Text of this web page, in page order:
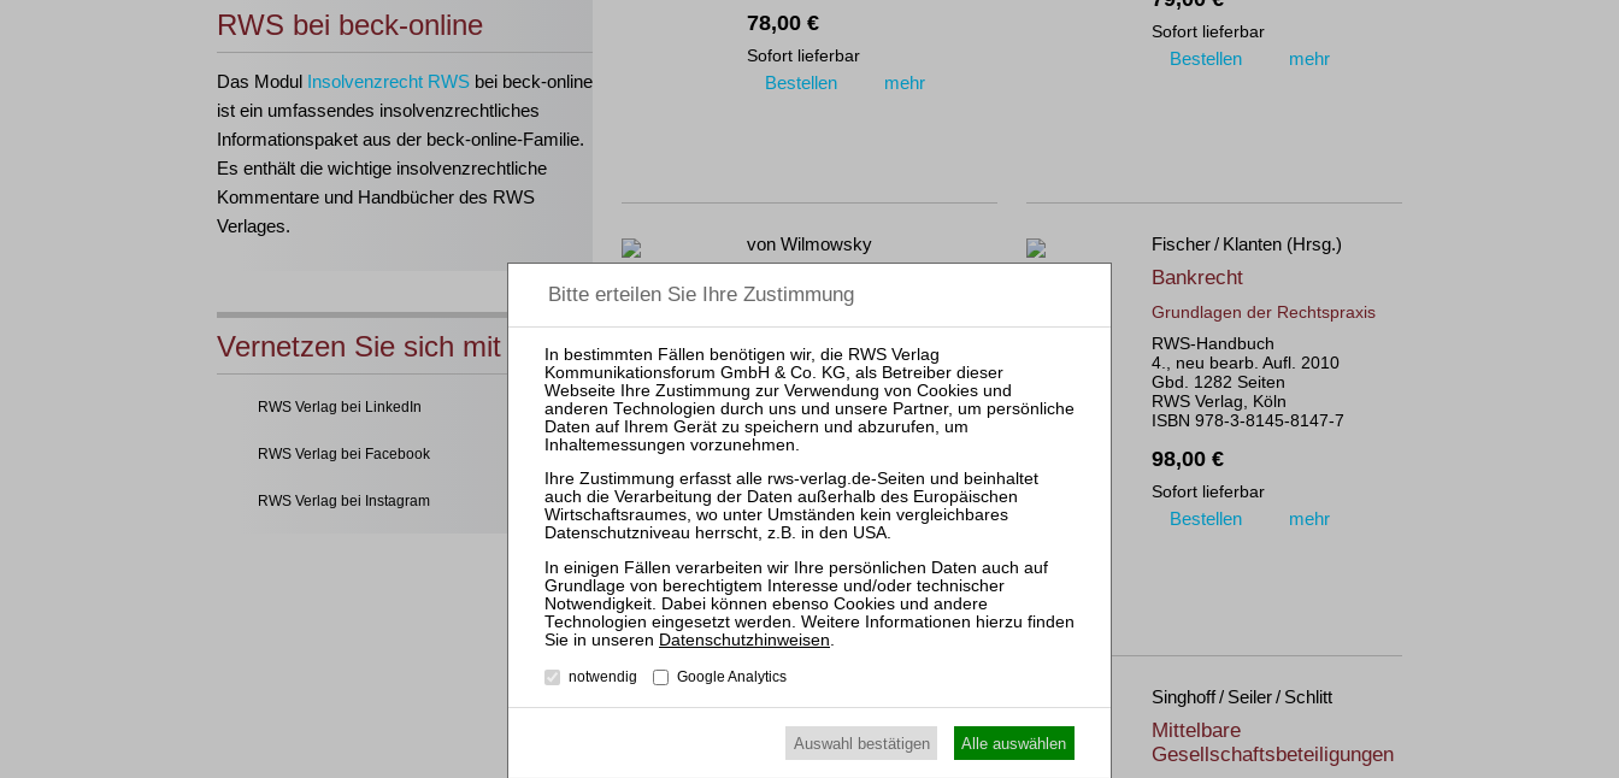
RWS bei beck-online
Das Modul Insolvenzrecht RWS bei beck-online
ist ein umfassendes insolvenzrechtliches
Informationspaket aus der beck-online-Familie.
Es enthält die wichtige insolvenzrechtliche
Kommentare und Handbücher des RWS
Verlages.
Vernetzen Sie sich mit uns
RWS Verlag bei LinkedIn
RWS Verlag bei Facebook
RWS Verlag bei Instagram
78,00 €
Sofort lieferbar
Bestellen mehr
Sofort lieferbar
Bestellen mehr
von Wilmowsky
Kapitalanlage
deren Beurteilung im
Insolvenzfall
RWS-Skript 366
1. Aufl. 2011
Brosch. 117 Seiten
ISBN 978-3-8145-0366-0
39,00 €
Bestellen mehr
Fischer / Klanten (Hrsg.)
Bankrecht
Grundlagen der Rechtspraxis
RWS-Handbuch
4., neu bearb. Aufl. 2010
Gbd. 1282 Seiten
RWS Verlag, Köln
ISBN 978-3-8145-8147-7
98,00 €
Sofort lieferbar
Bestellen mehr
Die Anhörung des
Betriebsrats bei Kündigung
Singhoff / Seiler / Schlitt
Mittelbare
Gesellschaftsbeteiligungen
Datenschutzhinweisen
notwendig Google Analytics
Auswahl bestätigen Alle auswählen